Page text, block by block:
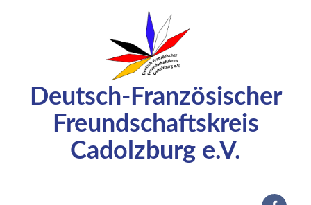
Deutsch-Französischer
Freundschaftskreis
Cadolzburg e.V.